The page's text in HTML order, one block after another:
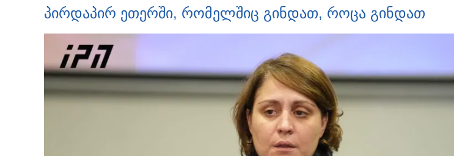
პირდაპირ ეთერში, რომელშიც გინდათ, როცა გინდათ